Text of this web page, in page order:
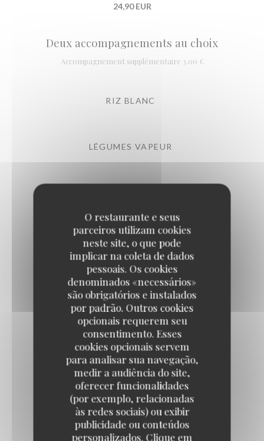
O restaurante e seus
parceiros utilizam cookies
neste site, o que pode
implicar na coleta de dados
pessoais. Os cookies
denominados «necessários»
são obrigatórios e instalados
por padrão. Outros cookies
opcionais requerem seu
consentimento. Esses
cookies opcionais servem
para analisar sua navegação,
medir a audiência do site,
oferecer funcionalidades
(por exemplo, relacionadas
às redes sociais) ou exibir
publicidade ou conteúdos
personalizados. Clique em
24,90 EUR
Deux accompagnements au choix
Accompagnement supplémentaire 3.00 €
RIZ BLANC
LÉGUMES VAPEUR
FRITE MAISON
SALADE
BLÉ BOULGOUR
L'Assiette du MAC